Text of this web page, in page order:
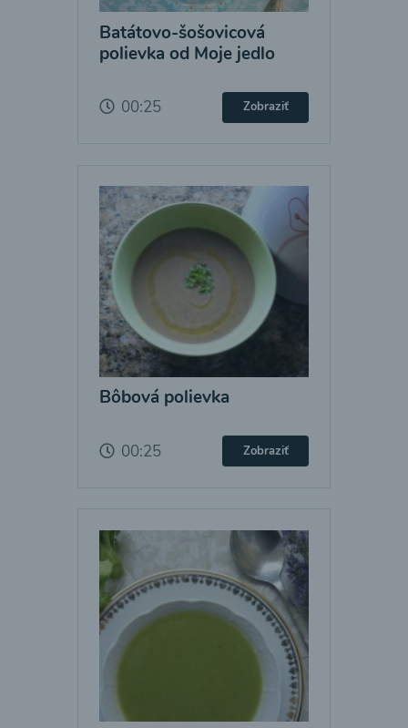
Batátovo-šošovicová
polievka od Moje jedlo
00:25 Zobraziť
Bôbová polievka
00:25 Zobraziť